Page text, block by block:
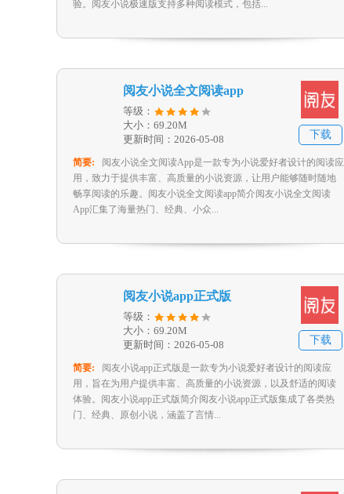
验。阅友小说极速版支持多种阅读模式，包括...
阅友小说全文阅读app
等级：
大小：69.20M
更新时间：2026-05-08
下载
简要:
阅友小说全文阅读App是一款专为小说爱好者设计的阅读应
用，致力于提供丰富、高质量的小说资源，让用户能够随时随地
畅享阅读的乐趣。阅友小说全文阅读app简介阅友小说全文阅读
App汇集了海量热门、经典、小众...
阅友小说app正式版
等级：
大小：69.20M
更新时间：2026-05-08
下载
简要:
阅友小说app正式版是一款专为小说爱好者设计的阅读应
用，旨在为用户提供丰富、高质量的小说资源，以及舒适的阅读
体验。阅友小说app正式版简介阅友小说app正式版集成了各类热
门、经典、原创小说，涵盖了言情...